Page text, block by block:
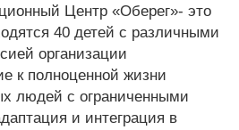
Центр «Оберег»- это
40 детей с различными
организации
к полноценной жизни
людей с ограниченными
и интеграция в